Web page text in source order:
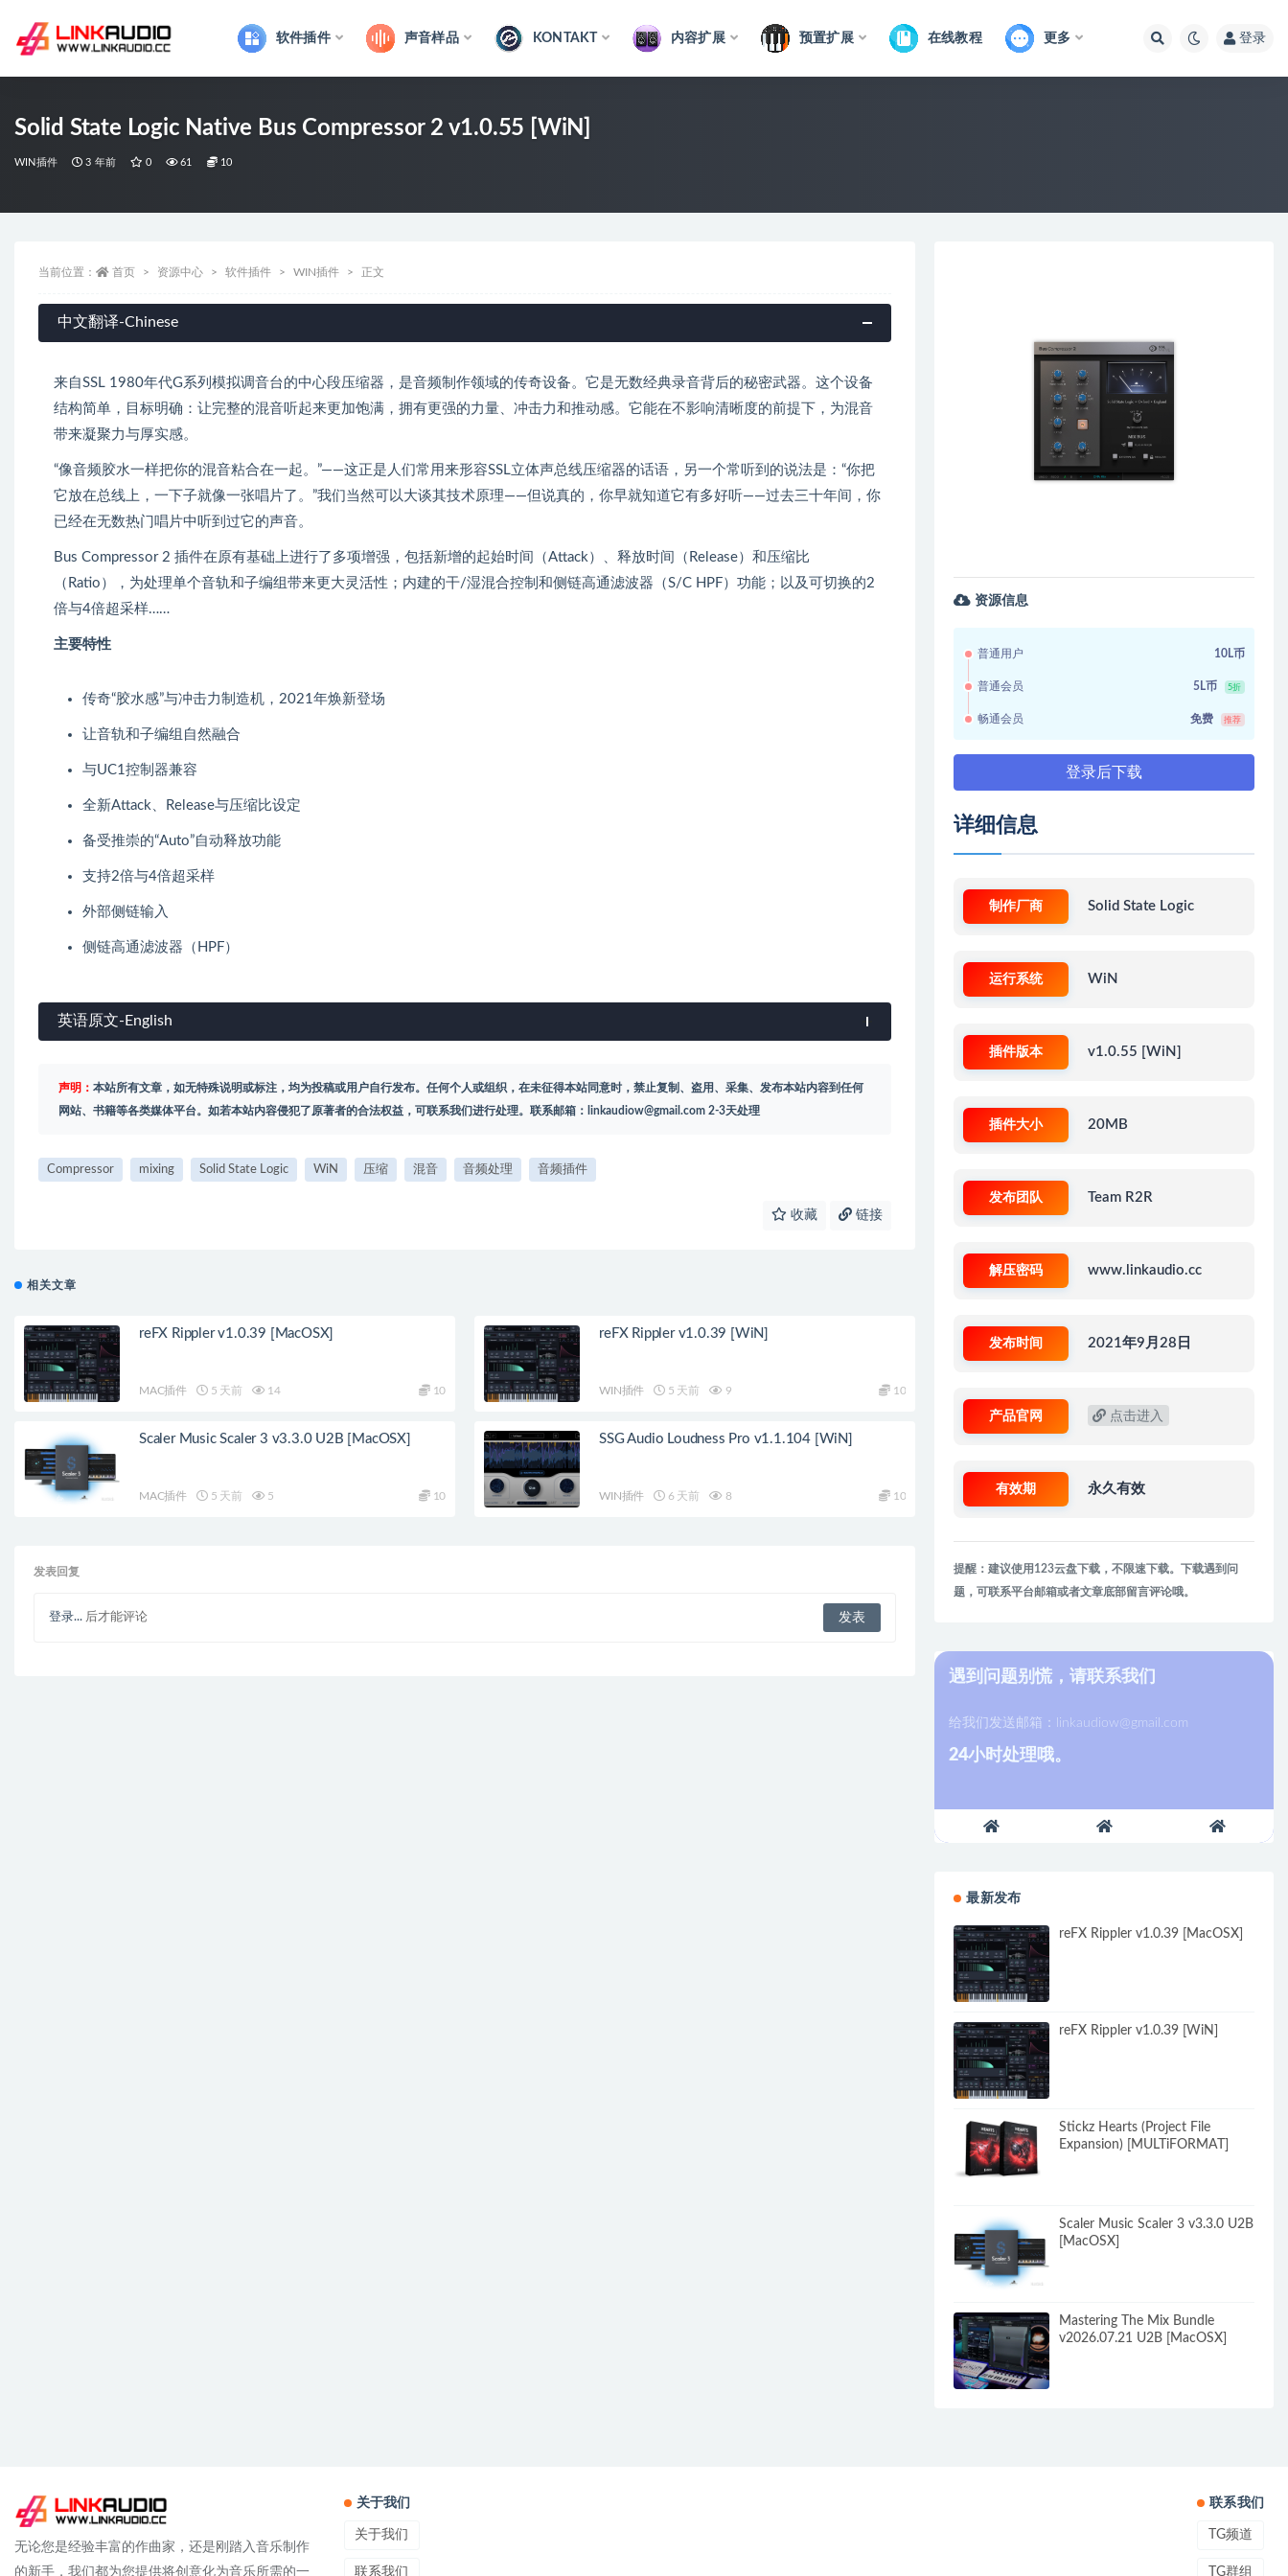
软件插件 声音样品 KONTAKT 内容扩展 预置扩展 在线教程 更多 登录
Solid State Logic Native Bus Compressor 2 v1.0.55 [WiN]
WIN插件 3 年前 0 61 10
当前位置： 首页 资源中心 软件插件 WIN插件 正文
中文翻译-Chinese
来自SSL 1980年代G系列模拟调音台的中心段压缩器，是音频制作领域的传奇设备。它是无数经典录音背后的秘密武器。这个设备
结构简单，目标明确：让完整的混音听起来更加饱满，拥有更强的力量、冲击力和推动感。它能在不影响清晰度的前提下，为混音
带来凝聚力与厚实感。
“像音频胶水一样把你的混音粘合在一起。”——这正是人们常用来形容SSL立体声总线压缩器的话语，另一个常听到的说法是：“你把
它放在总线上，一下子就像一张唱片了。”我们当然可以大谈其技术原理——但说真的，你早就知道它有多好听——过去三十年间，你
已经在无数热门唱片中听到过它的声音。
Bus Compressor 2 插件在原有基础上进行了多项增强，包括新增的起始时间（Attack）、释放时间（Release）和压缩比
（Ratio），为处理单个音轨和子编组带来更大灵活性；内建的干/湿混合控制和侧链高通滤波器（S/C HPF）功能；以及可切换的2
倍与4倍超采样……
主要特性
传奇“胶水感”与冲击力制造机，2021年焕新登场
让音轨和子编组自然融合
与UC1控制器兼容
全新Attack、Release与压缩比设定
备受推崇的“Auto”自动释放功能
支持2倍与4倍超采样
外部侧链输入
侧链高通滤波器（HPF）
英语原文-English
声明： 本站所有文章，如无特殊说明或标注，均为投稿或用户自行发布。任何个人或组织，在未征得本站同意时，禁止复制、盗用、采集、发布本站内容到任何
网站、书籍等各类媒体平台。如若本站内容侵犯了原著者的合法权益，可联系我们进行处理。联系邮箱： linkaudiow@gmail.com 2-3天处理
Compressor mixing Solid State Logic WiN 压缩 混音 音频处理 音频插件
收藏 链接
相关文章
reFX Rippler v1.0.39 [MacOSX]
MAC插件 5 天前 14 10
reFX Rippler v1.0.39 [WiN]
WIN插件 5 天前 9 10
Scaler Music Scaler 3 v3.3.0 U2B [MacOSX]
MAC插件 5 天前 5 10
SSG Audio Loudness Pro v1.1.104 [WiN]
WIN插件 6 天前 8 10
发表回复
登录... 后才能评论
资源信息
普通用户 10L币
普通会员 5L币 5折
畅通会员 免费 推荐
登录后下载
详细信息
制作厂商 Solid State Logic
运行系统 WiN
插件版本 v1.0.55 [WiN]
插件大小 20MB
发布团队 Team R2R
解压密码 www.linkaudio.cc
发布时间 2021年9月28日
产品官网 点击进入
有效期 永久有效
提醒：建议使用123云盘下载，不限速下载。下载遇到问
题，可联系平台邮箱或者文章底部留言评论哦。
遇到问题别慌，请联系我们
给我们发送邮箱： linkaudiow@gmail.com
24小时处理哦。
最新发布
reFX Rippler v1.0.39 [MacOSX]
reFX Rippler v1.0.39 [WiN]
Stickz Hearts (Project File
Expansion) [MULTiFORMAT]
Scaler Music Scaler 3 v3.3.0 U2B
[MacOSX]
Mastering The Mix Bundle
v2026.07.21 U2B [MacOSX]
无论您是经验丰富的作曲家，还是刚踏入音乐制作
的新手，我们都为您提供将创意化为音乐所需的一
关于我们
关于我们
联系我们
联系我们
TG频道
TG群组
全部